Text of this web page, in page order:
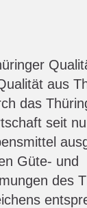
aus
das
seit
Güte- und
des